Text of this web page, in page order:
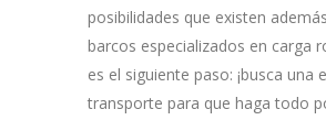
posibilidades que existen
barcos especializados en carga
es el siguiente paso: ¡busca una
transporte para que haga todo